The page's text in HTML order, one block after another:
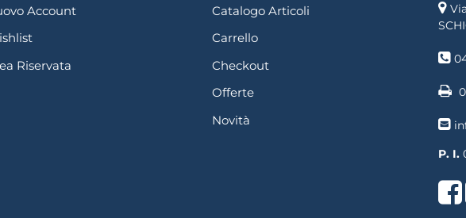
Account
Riservata
Catalogo Articoli
Carrello
Checkout
Offerte
Novità
P. I.